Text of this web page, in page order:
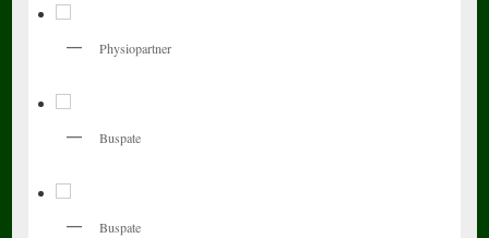
Physiopartner
Buspate
Buspate